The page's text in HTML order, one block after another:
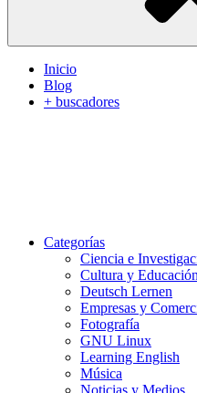
Inicio
Blog
+ buscadores
Categorías
Ciencia e
Cultura y Educación
Deutsch Lernen
Empresas y
Fotografía
GNU Linux
Learning English
Música
Noticias y Medios